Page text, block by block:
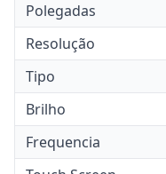
Polegadas
Resolução
Tipo
Brilho
Frequencia